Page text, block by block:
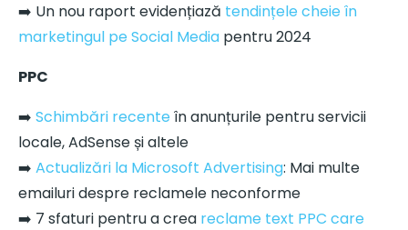
➡️ Un nou raport evidențiază tendințele cheie în
marketingul pe Social Media pentru 2024
PPC
➡️ Schimbări recente în anunțurile pentru servicii
locale, AdSense și altele
➡️ Actualizări la Microsoft Advertising: Mai multe
emailuri despre reclamele neconforme
➡️ 7 sfaturi pentru a crea reclame text PPC care